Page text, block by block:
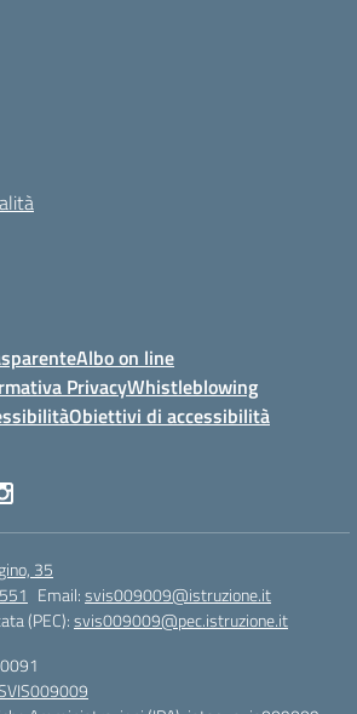
Albo on line
PrivacyWhistleblowing
Obiettivi di accessibilità
35
Email:svis009009@istruzione.it
(PEC):svis009009@pec.istruzione.it